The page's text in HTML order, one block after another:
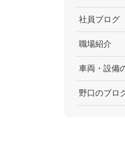
社員ブログ
職場紹介
車両・設備
野口のブロ